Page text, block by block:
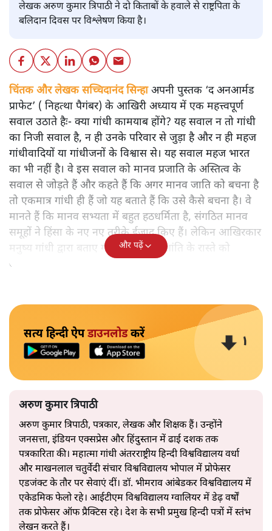
लेखक अरुण कुमार त्रिपाठी ने दो किताबों के हवाले से राष्ट्रपिता के
बलिदान दिवस पर विश्लेषण किया है।
चिंतक और लेखक सच्चिदानंद सिन्हाअपनी पुस्तक ‘द अनआर्मड
प्राफेट’ ( निहत्था पैगंबर) के आखिरी अध्याय में एक महत्त्वपूर्ण
सवाल उठाते हैः- क्या गांधी कामयाब होंगे? यह सवाल न तो गांधी
का निजी सवाल है, न ही उनके परिवार से जुड़ा है और न ही महज
गांधीवादियों या गांधीजनों के विश्वास से। यह सवाल महज भारत
का भी नहीं है। वे इस सवाल को मानव प्रजाति के अस्तित्व के
सवाल से जोड़ते हैं और कहते हैं कि अगर मानव जाति को बचना है
तो एकमात्र गांधी ही हैं जो यह बताते हैं कि उसे कैसे बचना है। वे
मानते हैं कि मानव सभ्यता में बहुत हठधर्मिता है, संगठित मानव
समूहों ने हिंसा के नए नए तरीके ईजाद किए हैं। लेकिन आखिरकार
मनुष्य गांधी द्वारा बताए गए अहिंसा और शांति के रास्ते को
अपनाएगा।
और पढ़ें
सत्य हिन्दी ऐपडाउनलोडकरें
अरुण कुमार त्रिपाठी
अरुण कुमार त्रिपाठी, पत्रकार, लेखक और शिक्षक हैं। उन्होंने
जनसत्ता, इंडियन एक्सप्रेस और हिंदुस्तान में ढाई दशक तक
पत्रकारिता की। महात्मा गांधी अंतरराष्ट्रीय हिन्दी विश्वविद्यालय वर्धा
और माखनलाल चतुर्वेदी संचार विश्वविद्यालय भोपाल में प्रोफेसर
एडजंक्ट के तौर पर सेवाएं दीं। डॉ. भीमराव आंबेडकर विश्वविद्यालय में
एकेडमिक फेलो रहे। आईटीएम विश्वविद्यालय ग्वालियर में डेढ़ वर्षों
तक प्रोफेसर ऑफ प्रैक्टिस रहे। देश के सभी प्रमुख हिन्दी पत्रों में स्तंभ
लेखन करते हैं।